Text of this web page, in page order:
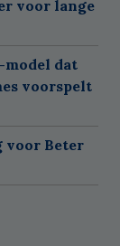
voor lange
dat
voorspelt
voor Beter